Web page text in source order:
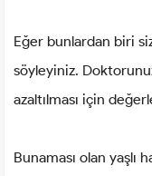
Eğer bunlardan biri
söyleyiniz.
azaltılması için
Bunaması olan yaşlı